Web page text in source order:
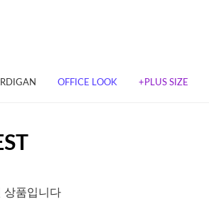
OFFICE LOOK +PLUS SIZE
상품입니다